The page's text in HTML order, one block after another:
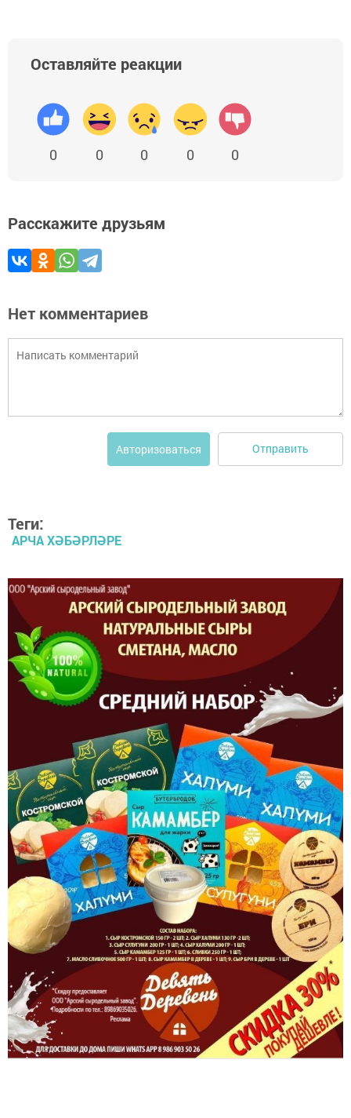
Оставляйте реакции
0 0 0 0 0
Расскажите друзьям
Нет комментариев
Авторизоваться Отправить
Теги:
АРЧА ХӘБӘРЛӘРЕ